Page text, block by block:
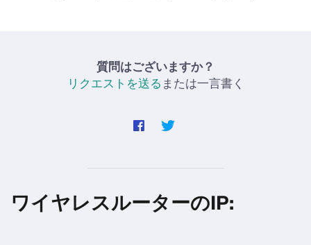
質問はございますか？
リクエストを送る または一言書く
ワイヤレスルーターのIP: